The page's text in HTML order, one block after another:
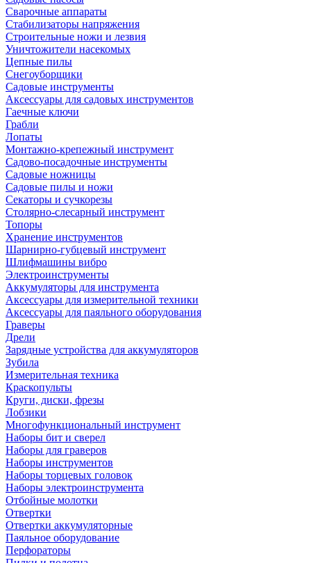
Сварочные аппараты
Стабилизаторы напряжения
Строительные ножи и лезвия
Уничтожители насекомых
Цепные пилы
Снегоуборщики
Садовые инструменты
Аксессуары для садовых инструментов
Гаечные ключи
Грабли
Лопаты
Монтажно-крепежный инструмент
Садово-посадочные инструменты
Садовые ножницы
Садовые пилы и ножи
Секаторы и сучкорезы
Столярно-слесарный инструмент
Топоры
Хранение инструментов
Шарнирно-губцевый инструмент
Шлифмашины вибро
Электроинструменты
Аккумуляторы для инструмента
Аксессуары для измерительной техники
Аксессуары для паяльного оборудования
Граверы
Дрели
Зарядные устройства для аккумуляторов
Зубила
Измерительная техника
Краскопульты
Круги, диски, фрезы
Лобзики
Многофункциональный инструмент
Наборы бит и сверел
Наборы для граверов
Наборы инструментов
Наборы торцевых головок
Наборы электроинструмента
Отбойные молотки
Отвертки
Отвертки аккумуляторные
Паяльное оборудование
Перфораторы